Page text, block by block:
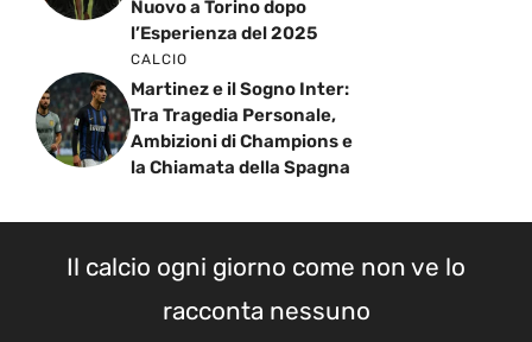
Nuovo a Torino dopo
l’Esperienza del 2025
CALCIO
Martinez e il Sogno Inter:
Tra Tragedia Personale,
Ambizioni di Champions e
la Chiamata della Spagna
Il calcio ogni giorno come non ve lo
racconta nessuno